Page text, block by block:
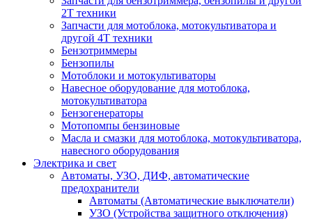
2Т техники
Запчасти для мотоблока, мотокультиватора и
другой 4Т техники
Бензотриммеры
Бензопилы
Мотоблоки и мотокультиваторы
Навесное оборудование для мотоблока,
мотокультиватора
Бензогенераторы
Мотопомпы бензиновые
Масла и смазки для мотоблока, мотокультиватора,
навесного оборудования
Электрика и свет
Автоматы, УЗО, ДИФ, автоматические
предохранители
Автоматы (Автоматические выключатели)
УЗО (Устройства защитного отключения)